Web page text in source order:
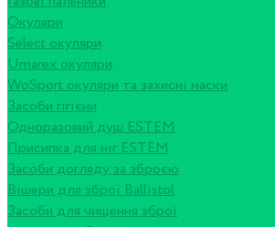
Окуляри
Select окуляри
Umarex окуляри
WoSport окуляри та захисні маски
Засоби гігієни
Одноразовий душ ESTEM
Присипка для ніг ESTEM
Засоби догляду за зброєю
Вішери для зброї Ballistol
Засоби для чищення зброї